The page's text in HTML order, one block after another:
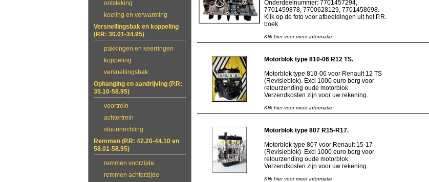
ontsteking
koeling en verwarming
Versnellingsbak en koppeling
(P.R: 30.01-34.95)
pakkingen en keerringen
koppeling
versnellingsbak
Ophanging en aandrijving (P.R:
35.10-58.95)
voortrein
achtertrein
stuurinrichting
Remmen (P.R: 42.20-44.10 en
58.01-58.95)
remmen voorzijde
remmen achterzijde
Onderdeelnummer: 7701457294,
7701459878, 7700628129, 7701458698.
Klik op de foto voor afbeeldingen uit het P.R.
boek
Klik hier voor meer informatie
Motorblok type 810-06 R12 TS.
Motorblok type 810-06 voor Renault 12 TS
(Revisieblok). Excl 1000 euro borg voor
retourzending oude motorblok.
Verzendkosten zijn voor uw rekening.
Klik hier voor meer informatie
Motorblok type 807 R15-R17.
Motorblok type 807 voor Renault 15-17
(Revisieblok). Excl 1000 euro borg voor
retourzending oude motorblok.
Verzendkosten zijn voor uw rekening.
Klik hier voor meer informatie